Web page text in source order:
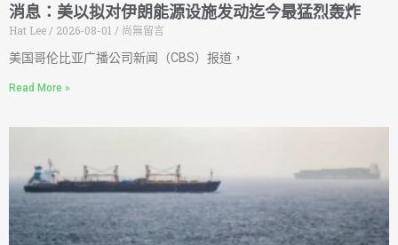
消息：美以拟对伊朗能源设施发动迄今最猛烈轰炸
Hat Lee 2026-08-01
尚無留言
美国哥伦比亚广播公司新闻（CBS）报道，
Read More »